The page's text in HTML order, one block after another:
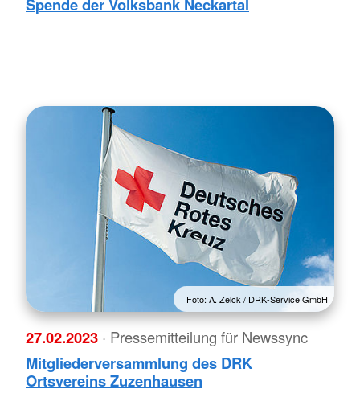
Spende der Volksbank Neckartal
Foto: A. Zelck / DRK-Service GmbH
27.02.2023 · Pressemitteilung für Newssync
Mitgliederversammlung des DRK
Ortsvereins Zuzenhausen